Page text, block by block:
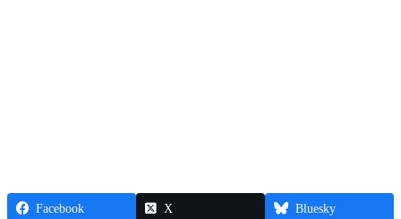
Facebook X Bluesky